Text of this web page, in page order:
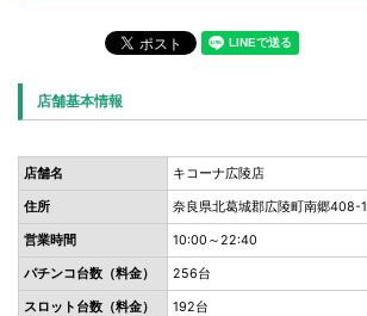
店舗基本情報
店舗名 キコーナ広陵店
住所 奈良県北葛城郡広陵町南郷408-1
営業時間 10:00～22:40
パチンコ台数（料金） 256台
スロット台数（料金） 192台